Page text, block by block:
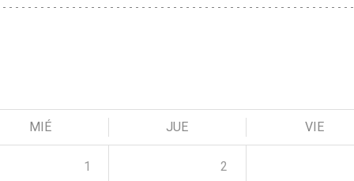
MIÉ JUE VIE
1 2